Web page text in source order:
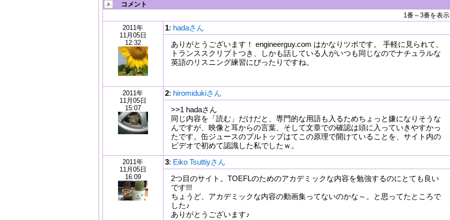
コメント
1番～3番を表示
2011年
11月05日
12:32
1: hadaさん
ありがとうございます！ engineerguy.com はかなりツボです。 手軽に見られて、
トランススクリプトつき、しかも話している人がいつも同じなのでナチュラルな
英語のリスニング練習にぴったりですね。
2011年
11月05日
15:07
2: hiromidukiさん
>>1 hadaさん
同じ内容を「読む」だけだと、専門的な用語も入るためちょっと嫌になりそうな
んですが、映像と耳からの言葉、そして文章での確認は頭に入っていきやすかっ
たです。缶ジュースのプルトップはてこの原理で開けていることを、サイト内の
ビデオで初めて認識した私でしたｗ。
2011年
11月05日
16:09
3: Eiko Tsuttiyさん
2つ目のサイト。TOEFLのためのアカデミックな内容を勉強するのにとても良い
です!!!
ちょうど、アカデミックな内容の動画集ってないのかな～。と思ってたところで
した♪
ありがとうございます♪